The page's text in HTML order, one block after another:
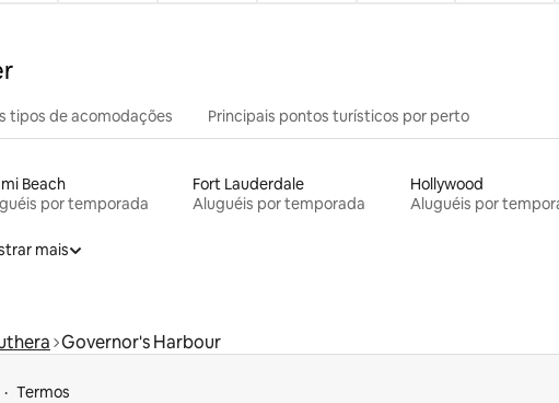
tipos de acomodações Principais pontos turísticos por perto
Beach
por temporada
Fort Lauderdale
Aluguéis por temporada
Hollywood
Aluguéis por
mais
Governor's Harbour
Termos